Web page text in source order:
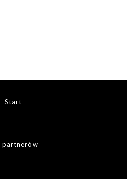
Start
partnerów